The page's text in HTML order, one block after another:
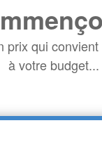
prix qui
à votre budget...